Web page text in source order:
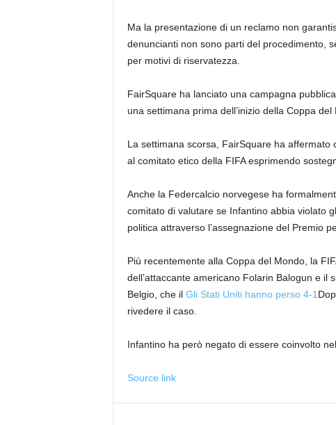
Ma la presentazione di un reclamo non
denuncianti non sono parti del procedimento,
per motivi di riservatezza.
FairSquare ha lanciato una campagna
una settimana prima dell’inizio della Coppa del
La settimana scorsa, FairSquare ha
al comitato etico della FIFA esprimendo
Anche la Federcalcio norvegese ha
comitato di valutare se Infantino abbia violato
politica attraverso l’assegnazione del Premio
Più recentemente alla Coppa del Mondo, la
dell’attaccante americano Folarin Balogun e il
Belgio, che il Gli Stati Uniti hanno perso 4-1
rivedere il caso.
Infantino ha però negato di essere coinvolto
Source link